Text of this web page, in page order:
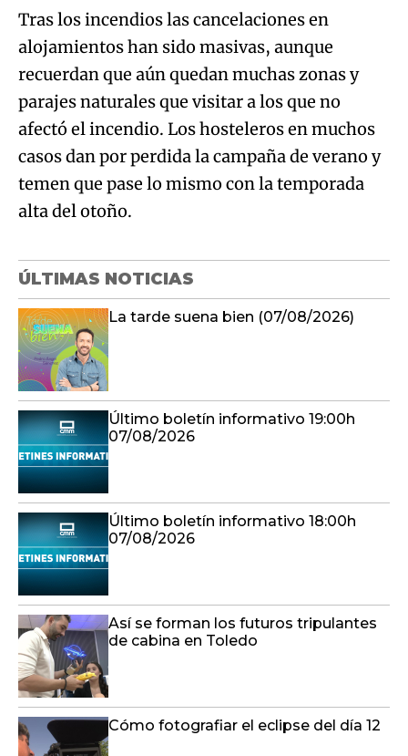
Tras los incendios las cancelaciones en
alojamientos han sido masivas, aunque
recuerdan que aún quedan muchas zonas y
parajes naturales que visitar a los que no
afectó el incendio. Los hosteleros en muchos
casos dan por perdida la campaña de verano y
temen que pase lo mismo con la temporada
alta del otoño.
ÚLTIMAS NOTICIAS
La tarde suena bien (07/08/2026)
Último boletín informativo 19:00h
07/08/2026
Último boletín informativo 18:00h
07/08/2026
Así se forman los futuros tripulantes
de cabina en Toledo
Cómo fotografiar el eclipse del día 12